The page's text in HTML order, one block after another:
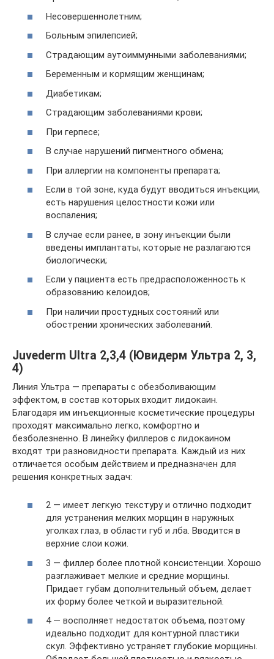
Несовершеннолетним;
Больным эпилепсией;
Страдающим аутоиммунными заболеваниями;
Беременным и кормящим женщинам;
Диабетикам;
Страдающим заболеваниями крови;
При герпесе;
В случае нарушений пигментного обмена;
При аллергии на компоненты препарата;
Если в той зоне, куда будут вводиться инъекции,
есть нарушения целостности кожи или
воспаления;
В случае если ранее, в зону инъекции были
введены имплантаты, которые не разлагаются
биологически;
Если у пациента есть предрасположенность к
образованию келоидов;
При наличии простудных состояний или
обострении хронических заболеваний.
Juvederm Ultra 2,3,4 (Ювидерм Ультра 2, 3,
4)
Линия Ультра — препараты с обезболивающим
эффектом, в состав которых входит лидокаин.
Благодаря им инъекционные косметические процедуры
проходят максимально легко, комфортно и
безболезненно. В линейку филлеров с лидокаином
входят три разновидности препарата. Каждый из них
отличается особым действием и предназначен для
решения конкретных задач:
2 — имеет легкую текстуру и отлично подходит
для устранения мелких морщин в наружных
уголках глаз, в области губ и лба. Вводится в
верхние слои кожи.
3 — филлер более плотной консистенции. Хорошо
разглаживает мелкие и средние морщины.
Придает губам дополнительный объем, делает
их форму более четкой и выразительной.
4 — восполняет недостаток объема, поэтому
идеально подходит для контурной пластики
скул. Эффективно устраняет глубокие морщины.